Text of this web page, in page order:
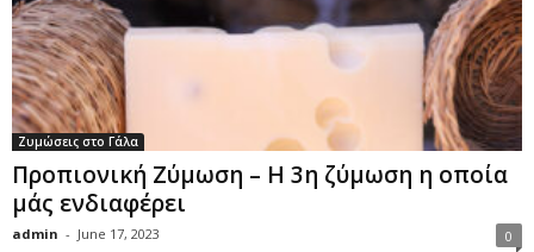
Ζυμώσεις στο Γάλα
Προπιονική Ζύμωση – Η 3η ζύμωση η οποία
μάς ενδιαφέρει
admin - June 17, 2023 0